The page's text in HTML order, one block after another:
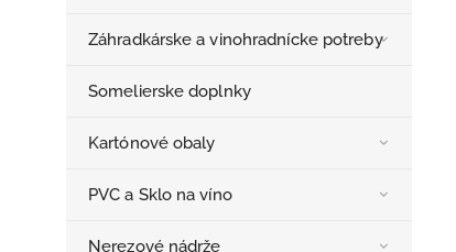
Záhradkárske a vinohradnícke potreby
Somelierske doplnky
Kartónové obaly
PVC a Sklo na víno
Nerezové nádrže